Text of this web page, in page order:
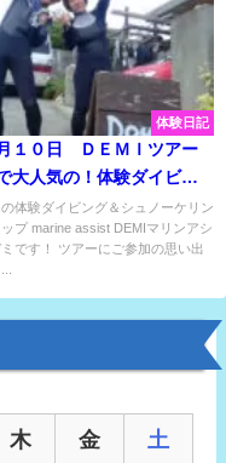
体験日記
１０日 ＤＥＭＩツアー
大人気の！体験ダイビン
すすめビーチを楽しんで
した♡
体験ダイビング＆シュノーケリン
プ marine assist DEMIマリンアシ
ミです！ ツアーにご参加の思い出
木 金 土